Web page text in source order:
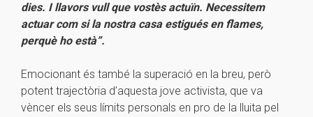
dies. I llavors vull que vostès actuïn. Necessitem
actuar com si la nostra casa estigués en flames,
perquè ho està”.
Emocionant és també la superació en la breu, però
potent trajectòria d’aquesta jove activista, que va
vèncer els seus límits personals en pro de la lluita pel